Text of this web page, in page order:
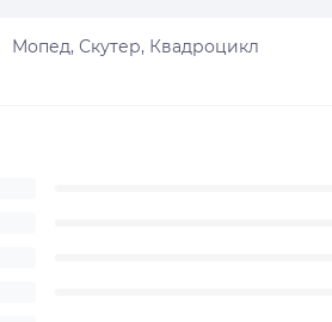
Мопед, Скутер, Квадроцикл